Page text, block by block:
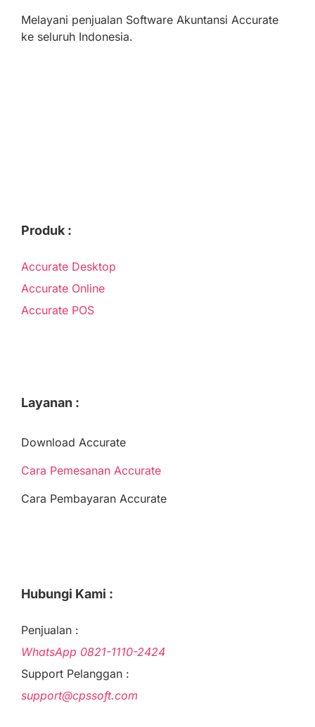
Melayani penjualan Software Akuntansi Accurate
ke seluruh Indonesia.
Produk :
Accurate Desktop
Accurate Online
Accurate POS
Layanan :
Download Accurate
Cara Pemesanan Accurate
Cara Pembayaran Accurate
Hubungi Kami :
Penjualan :
WhatsApp 0821-1110-2424
Support Pelanggan :
support@cpssoft.com